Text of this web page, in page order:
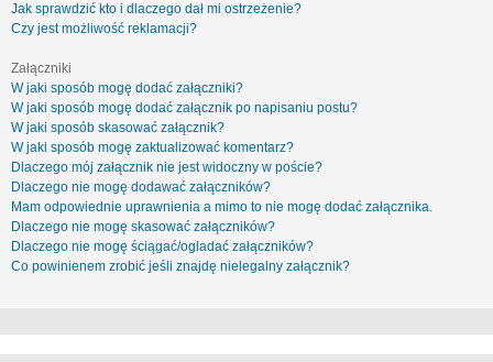
Jak sprawdzić kto i dlaczego dał mi ostrzeżenie?
Czy jest możliwość reklamacji?
Załączniki
W jaki sposób mogę dodać załączniki?
W jaki sposób mogę dodać załącznik po napisaniu postu?
W jaki sposób skasować załącznik?
W jaki sposób mogę zaktualizować komentarz?
Dlaczego mój załącznik nie jest widoczny w poście?
Dlaczego nie mogę dodawać załączników?
Mam odpowiednie uprawnienia a mimo to nie mogę dodać załącznika.
Dlaczego nie mogę skasować załączników?
Dlaczego nie mogę ściągać/ogladać załączników?
Co powinienem zrobić jeśli znajdę nielegalny załącznik?